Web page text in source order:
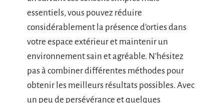
essentiels, vous pouvez réduire
considérablement la présence d’orties dans
votre espace extérieur et maintenir un
environnement sain et agréable. N’hésitez
pas à combiner différentes méthodes pour
obtenir les meilleurs résultats possibles. Avec
un peu de persévérance et quelques